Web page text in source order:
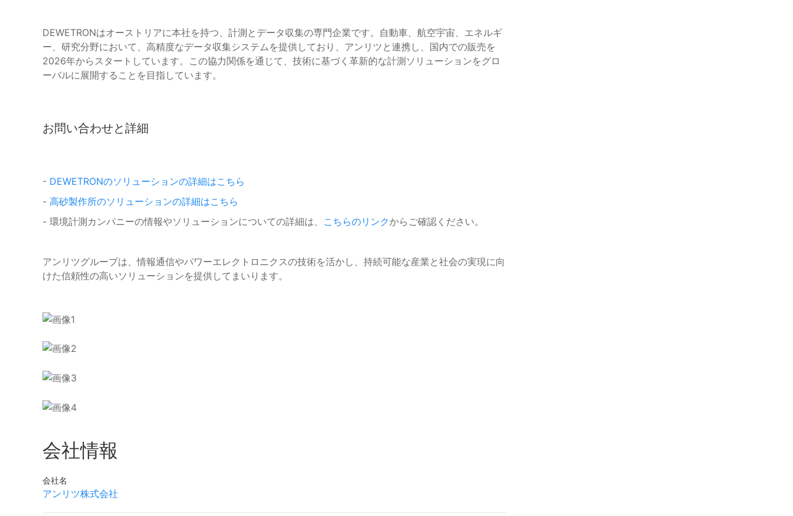
DEWETRONはオーストリアに本社を持つ、計測とデータ収集の専門企業です。自動車、航空宇宙、エネルギ
ー、研究分野において、高精度なデータ収集システムを提供しており、アンリツと連携し、国内での販売を
2026年からスタートしています。この協力関係を通じて、技術に基づく革新的な計測ソリューションをグロ
ーバルに展開することを目指しています。
お問い合わせと詳細
- DEWETRONのソリューションの詳細はこちら
- 高砂製作所のソリューションの詳細はこちら
- 環境計測カンパニーの情報やソリューションについての詳細は、 こちらのリンクからご確認ください。
アンリツグループは、情報通信やパワーエレクトロニクスの技術を活かし、持続可能な産業と社会の実現に向
けた信頼性の高いソリューションを提供してまいります。
会社情報
会社名
アンリツ株式会社